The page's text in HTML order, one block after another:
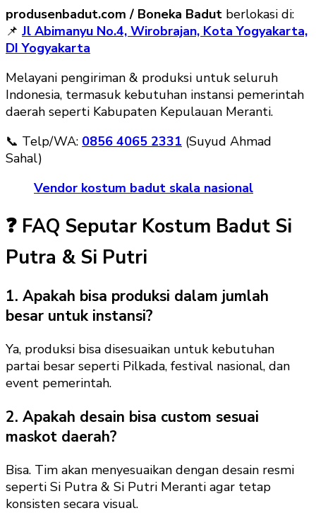
produsenbadut.com / Boneka Badut berlokasi di:
📌 Jl Abimanyu No.4, Wirobrajan, Kota Yogyakarta,
DI Yogyakarta
Melayani pengiriman & produksi untuk seluruh
Indonesia, termasuk kebutuhan instansi pemerintah
daerah seperti Kabupaten Kepulauan Meranti.
📞 Telp/WA: 0856 4065 2331 (Suyud Ahmad
Sahal)
Vendor kostum badut skala nasional
❓ FAQ Seputar Kostum Badut Si
Putra & Si Putri
1. Apakah bisa produksi dalam jumlah
besar untuk instansi?
Ya, produksi bisa disesuaikan untuk kebutuhan
partai besar seperti Pilkada, festival nasional, dan
event pemerintah.
2. Apakah desain bisa custom sesuai
maskot daerah?
Bisa. Tim akan menyesuaikan dengan desain resmi
seperti Si Putra & Si Putri Meranti agar tetap
konsisten secara visual.